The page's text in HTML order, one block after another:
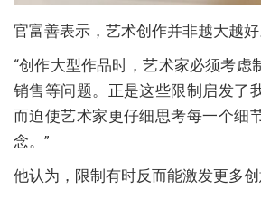
官富善表示，艺术创作并非越大越好
“创作大型作品时，艺术家必须考虑
销售等问题。正是这些限制启发了
而迫使艺术家更仔细思考每一个细
念。”
他认为，限制有时反而能激发更多创